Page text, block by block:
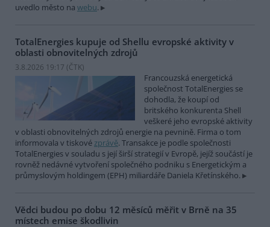
uvedlo město na webu.
TotalEnergies kupuje od Shellu evropské aktivity v
oblasti obnovitelných zdrojů
3.8.2026 19:17 (ČTK)
Francouzská energetická
společnost TotalEnergies se
dohodla, že koupí od
britského konkurenta Shell
veškeré jeho evropské aktivity
v oblasti obnovitelných zdrojů energie na pevnině. Firma o tom
informovala v tiskovézprávě. Transakce je podle společnosti
TotalEnergies v souladu s její širší strategií v Evropě, jejíž součástí je
rovněž nedávné vytvoření společného podniku s Energetickým a
průmyslovým holdingem (EPH) miliardáře Daniela Křetínského.
Vědci budou po dobu 12 měsíců měřit v Brně na 35
místech emise škodlivin